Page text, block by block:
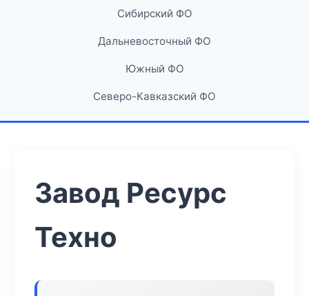
Сибирский ФО
Дальневосточный ФО
Южный ФО
Северо-Кавказский ФО
Завод Ресурс
Техно